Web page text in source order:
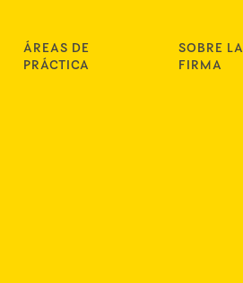
ÁREAS DE
PRÁCTICA
SOBRE LA
FIRMA